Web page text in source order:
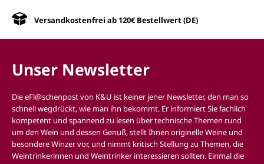
Versandkostenfrei ab 120€ Bestellwert (DE)
Unser Newsletter
Die eFl@schenpost von K&U ist keiner jener Newsletter, den man so
schnell wegdrückt, wie man ihn bekommt. Er informiert Sie fachlich
kompetent und spannend zu lesen über technische Themen rund
um den Wein und dessen Genuß, stellt Ihnen originelle Weine und
besondere Winzer vor, und nimmt kritisch Stellung zu Themen, die
Weintrinkerinnen und Weintrinker interessieren sollten. Einmal die